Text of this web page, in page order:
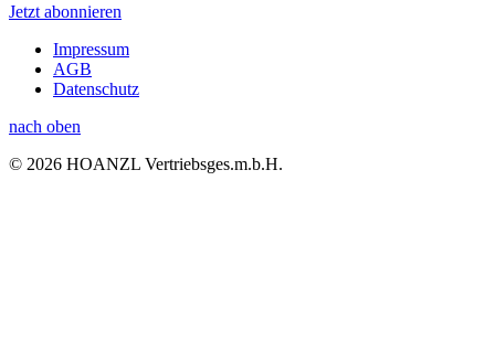
Jetzt abonnieren
Impressum
AGB
Datenschutz
nach oben
© 2026 HOANZL Vertriebsges.m.b.H.